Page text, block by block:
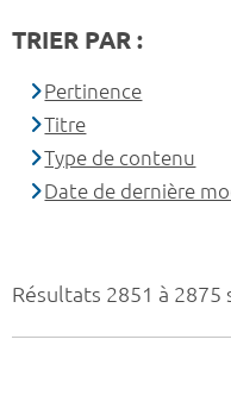
Résultats 2851 à 2875
TRIER PAR :
Pertinence
Titre
Type de contenu
Date de dernière